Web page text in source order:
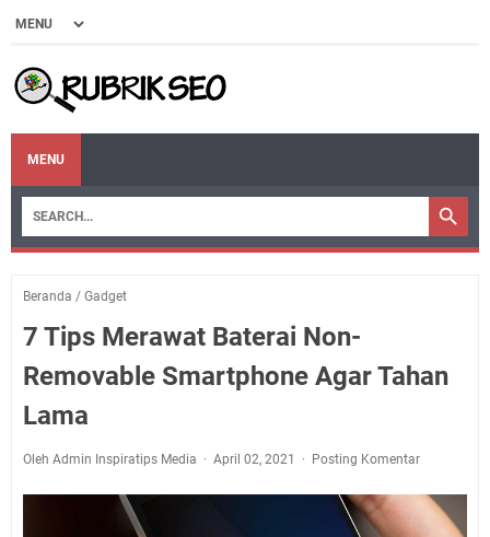
MENU
Beranda / Gadget
7 Tips Merawat Baterai Non-
Removable Smartphone Agar Tahan
Lama
Oleh Admin Inspiratips Media April 02, 2021 Posting Komentar